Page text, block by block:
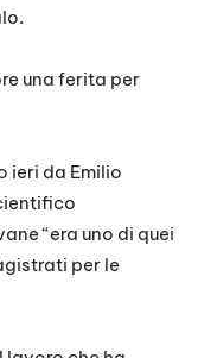
una ferita per
ieri da Emilio
“era uno di quei
per le